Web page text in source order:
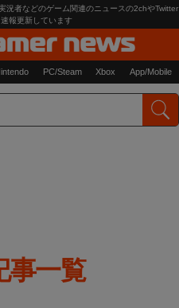
況者などのゲーム関連のニュースの2chやTwitter
報更新しています
PC/Steam Xbox App/Mobile
事一覧